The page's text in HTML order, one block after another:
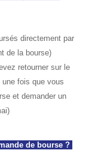
directement par
de la bourse)
retourner sur le
une fois que vous
et demander un
de bourse ?